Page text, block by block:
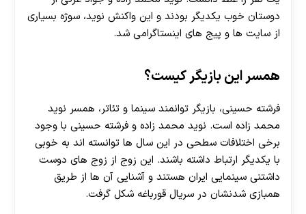
دوستان خوب یکدیگر بودند و این واکنش نوید، سوژه بسیاری
از سایت ها و پیج های اینستاگرامی شد.
همسر این بازیگر کیست؟
فرشته حسینی، بازیگر توانمند سینما و تئاتر، همسر نوید
محمد زاده است. نوید محمد زاده و فرشته حسینی با وجود
برخی اختلافات سطحی در این سال ها توانسته اند به خوبی
با یکدیگر ارتباط داشته باشند. این زوج از زوج های دوست
داشتنی سینمایی ایران هستند و آشنایی آن ها از طریق
همبازی شدنشان در سریال قورباغه شکل گرفت.